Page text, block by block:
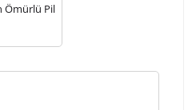
Ömürlü Pil